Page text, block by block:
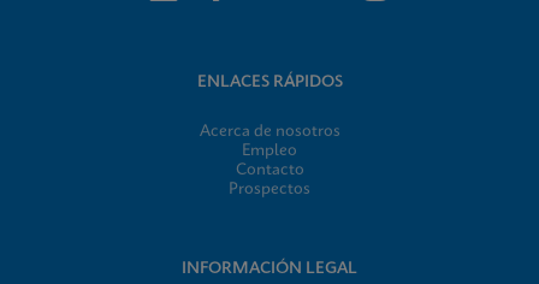
ENLACES RÁPIDOS
Acerca de nosotros
Empleo
Contacto
Prospectos
INFORMACIÓN LEGAL